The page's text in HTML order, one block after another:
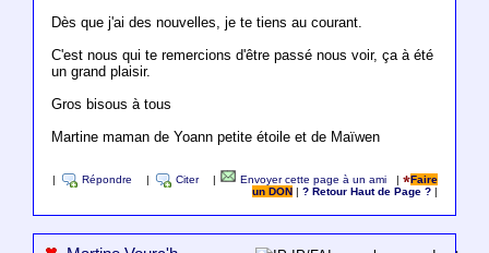
Dès que j'ai des nouvelles, je te tiens au courant.
C'est nous qui te remercions d'être passé nous voir, ça à été
un grand plaisir.
Gros bisous à tous
Martine maman de Yoann petite étoile et de Maïwen
Répondre Citer Envoyer cette page à un ami |
Faire
un DON
|? Retour Haut de Page ?